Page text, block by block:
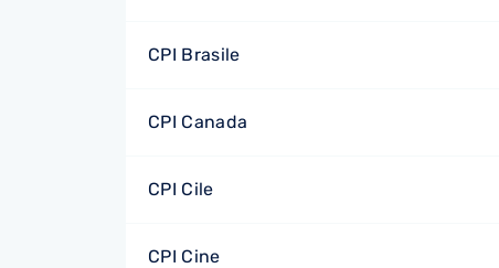
CPI Brasile
CPI Canada
CPI Cile
CPI Cine